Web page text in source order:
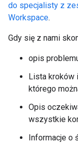
do specjalisty z
Workspace.
Gdy się z nami
opis
Lista kroków
którego
Opis
wszystkie
Informacje o